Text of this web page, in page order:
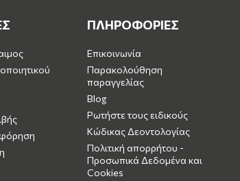
ΠΛΗΡΟΦΟΡΙΕΣ
Επικοινωνία
Παρακολούθηση
παραγγελίας
Blog
Ρωτήστε τους ειδικούς
Κώδικας Δεοντολογίας
Πολιτική απορρήτου -
Προσωπικά Δεδομένα και
Cookies